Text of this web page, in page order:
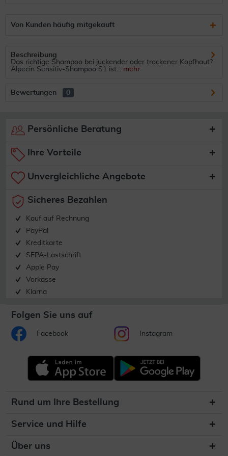
Von Kunden häufig mitgekauft
Beschreibung
Das richtige Shampoo bei juckender oder trockener Kopfhaut?
Alpecin Sensitiv-Shampoo S1 ist... mehr
Bewertungen 0
Persönliche Beratung
Ihre Vorteile
Unvergleichliche Angebote
Sicheres Bezahlen
Kauf auf Rechnung
PayPal
Kreditkarte
SEPA-Lastschrift
Apple Pay
Vorkasse
Klarna
Folgen Sie uns auf
Facebook Instagram
Rund um Ihre Bestellung
Service und Hilfe
Über uns